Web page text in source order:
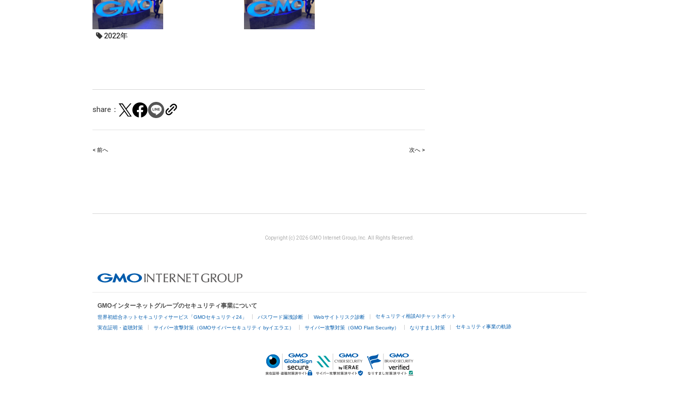
2022年
share：
Post
< 前へ 次へ >
Copyright (c) 2026 GMO Internet Group, Inc. All Rights Reserved.
GMOインターネットグループのセキュリティ事業について
世界初総合ネットセキュリティサービス「GMOセキュリティ24」 パスワード漏洩診断 Webサイトリスク診断 セキュリティ相談AIチャットボット
実在証明・盗聴対策 サイバー攻撃対策（GMOサイバーセキュリティ byイエラエ） サイバー攻撃対策（GMO Flatt Security） なりすまし対策 セキュリティ事業の軌跡